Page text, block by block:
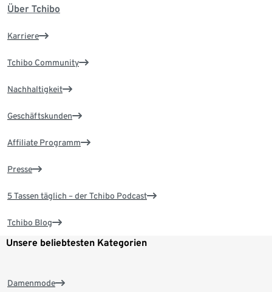
Über Tchibo
Karriere
Tchibo Community
Nachhaltigkeit
Geschäftskunden
Affiliate Programm
Presse
5 Tassen täglich – der Tchibo Podcast
Tchibo Blog
Unsere beliebtesten Kategorien
Damenmode